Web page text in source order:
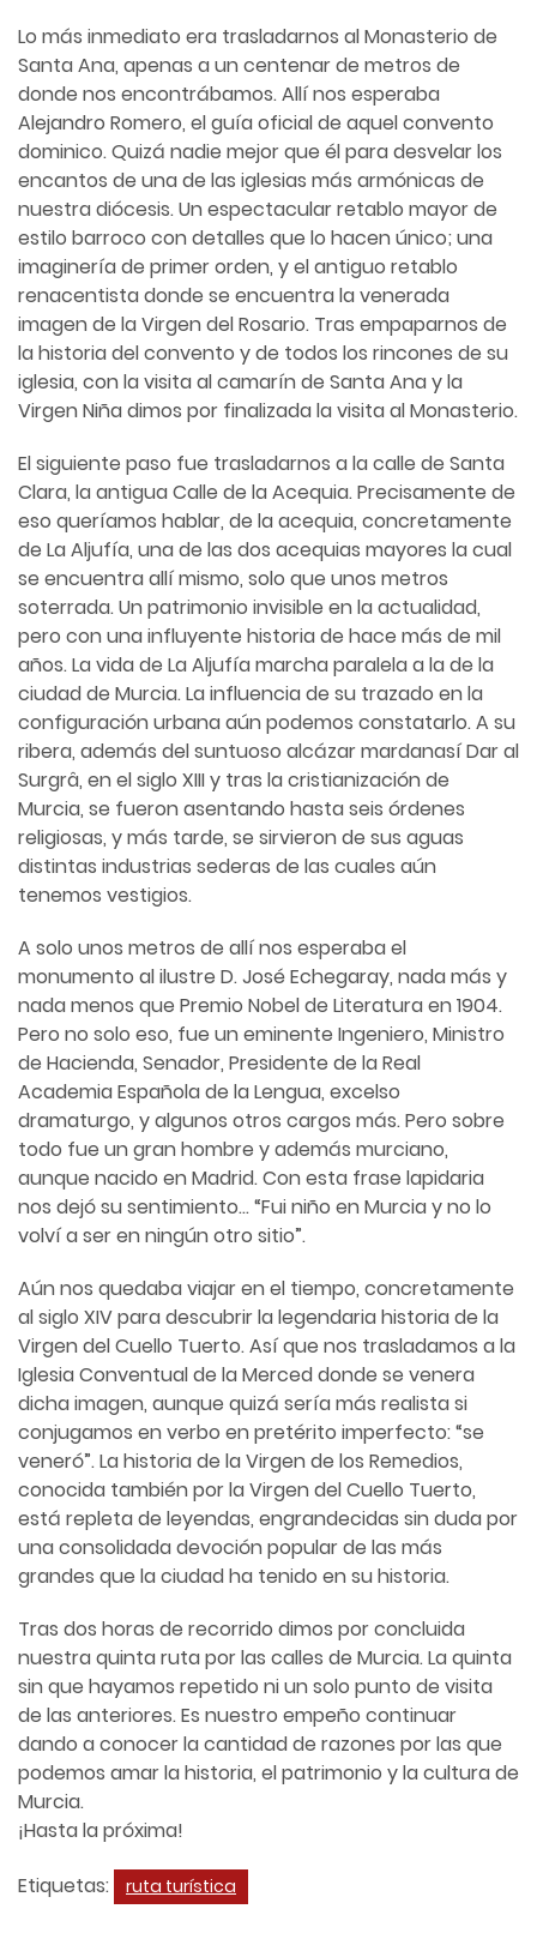
Lo más inmediato era trasladarnos al Monasterio de
Santa Ana, apenas a un centenar de metros de
donde nos encontrábamos. Allí nos esperaba
Alejandro Romero, el guía oficial de aquel convento
dominico. Quizá nadie mejor que él para desvelar los
encantos de una de las iglesias más armónicas de
nuestra diócesis. Un espectacular retablo mayor de
estilo barroco con detalles que lo hacen único; una
imaginería de primer orden, y el antiguo retablo
renacentista donde se encuentra la venerada
imagen de la Virgen del Rosario. Tras empaparnos de
la historia del convento y de todos los rincones de su
iglesia, con la visita al camarín de Santa Ana y la
Virgen Niña dimos por finalizada la visita al Monasterio.
El siguiente paso fue trasladarnos a la calle de Santa
Clara, la antigua Calle de la Acequia. Precisamente de
eso queríamos hablar, de la acequia, concretamente
de La Aljufía, una de las dos acequias mayores la cual
se encuentra allí mismo, solo que unos metros
soterrada. Un patrimonio invisible en la actualidad,
pero con una influyente historia de hace más de mil
años. La vida de La Aljufía marcha paralela a la de la
ciudad de Murcia. La influencia de su trazado en la
configuración urbana aún podemos constatarlo. A su
ribera, además del suntuoso alcázar mardanasí Dar al
Surgrâ, en el siglo XIII y tras la cristianización de
Murcia, se fueron asentando hasta seis órdenes
religiosas, y más tarde, se sirvieron de sus aguas
distintas industrias sederas de las cuales aún
tenemos vestigios.
A solo unos metros de allí nos esperaba el
monumento al ilustre D. José Echegaray, nada más y
nada menos que Premio Nobel de Literatura en 1904.
Pero no solo eso, fue un eminente Ingeniero, Ministro
de Hacienda, Senador, Presidente de la Real
Academia Española de la Lengua, excelso
dramaturgo, y algunos otros cargos más. Pero sobre
todo fue un gran hombre y además murciano,
aunque nacido en Madrid. Con esta frase lapidaria
nos dejó su sentimiento… “Fui niño en Murcia y no lo
volví a ser en ningún otro sitio”.
Aún nos quedaba viajar en el tiempo, concretamente
al siglo XIV para descubrir la legendaria historia de la
Virgen del Cuello Tuerto. Así que nos trasladamos a la
Iglesia Conventual de la Merced donde se venera
dicha imagen, aunque quizá sería más realista si
conjugamos en verbo en pretérito imperfecto: “se
veneró”. La historia de la Virgen de los Remedios,
conocida también por la Virgen del Cuello Tuerto,
está repleta de leyendas, engrandecidas sin duda por
una consolidada devoción popular de las más
grandes que la ciudad ha tenido en su historia.
Tras dos horas de recorrido dimos por concluida
nuestra quinta ruta por las calles de Murcia. La quinta
sin que hayamos repetido ni un solo punto de visita
de las anteriores. Es nuestro empeño continuar
dando a conocer la cantidad de razones por las que
podemos amar la historia, el patrimonio y la cultura de
Murcia.
¡Hasta la próxima!
Etiquetas:
ruta turística